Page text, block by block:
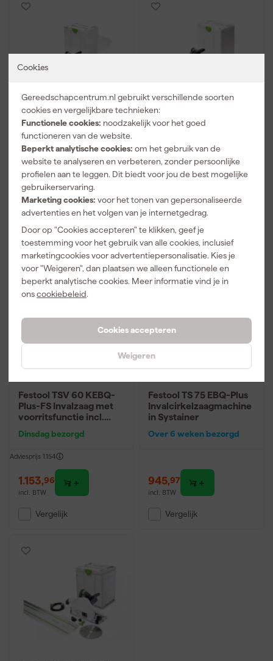
Cookies
Gereedschapcentrum.nl gebruikt verschillende soorten
cookies en vergelijkbare technieken:
Functionele cookies: noodzakelijk voor het goed
functioneren van de website.
Beperkt analytische cookies: om het gebruik van de
website te analyseren en verbeteren, zonder persoonlijke
profielen aan te leggen. Dit biedt voor jou de best mogelijke
gebruikerservaring.
Marketing cookies: voor het tonen van gepersonaliseerde
advertenties en het volgen van je internetgedrag.
Door op "Cookies accepteren" te klikken, geef je
toestemming voor het gebruik van alle cookies, inclusief
marketingcookies voor advertentiepersonalisatie. Kies je
voor "Weigeren", dan plaatsen we alleen functionele en
beperkt analytische cookies. Meer informatie vind je in
onscookiebeleid.
Cookies accepteren
Weigeren
Festool TSC 55 KEB-
Basic 18V Accu
invalcirkelzaag - 160
mm
Maandag bezorgd
759 36
Vergelijk
Festool TSV 60 KEBQ-
voorritsfunctie incl,
cirkelzaagblad in
systainer - 1500W
Maandag bezorgd
927 45
Vergelijk
Festool TSV 60 KEBQ-
Plus-FS Invalzaag met
voorritsfunctie incl.
cirkelzaagblad in
Dinsdag bezorgd
Adviesprijs 1.154
1.153,96
incl. BTW
Vergelijk
Festool TS 75 EBQ-Plus
Invalcirkelzaagmachine
in Systainer
Over 6 weken bezorgd
945,97
incl. BTW
Vergelijk